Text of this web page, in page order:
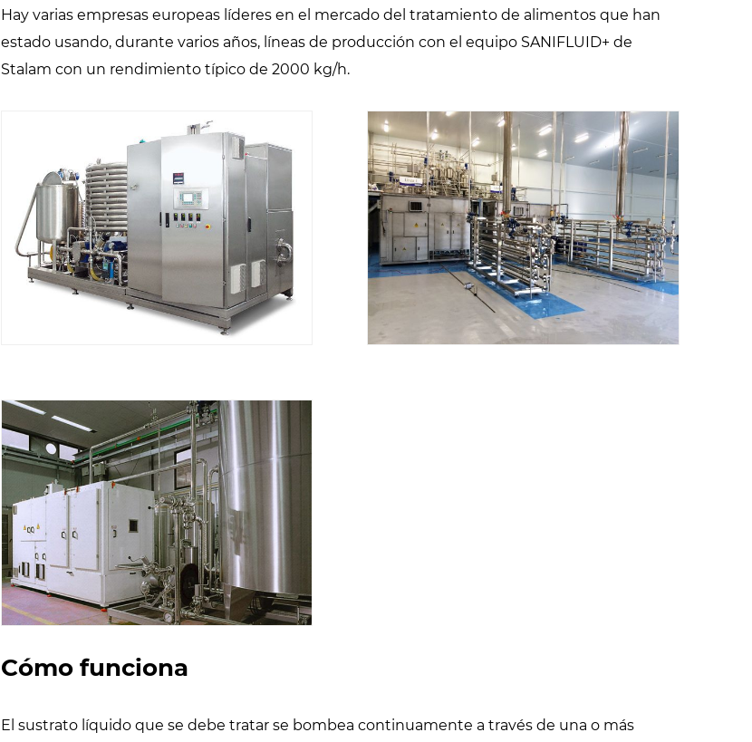
Hay varias empresas europeas líderes en el mercado del tratamiento de alimentos que han
estado usando, durante varios años, líneas de producción con el equipo SANIFLUID+ de
Stalam con un rendimiento típico de 2000 kg/h.
Cómo funciona
El sustrato líquido que se debe tratar se bombea continuamente a través de una o más